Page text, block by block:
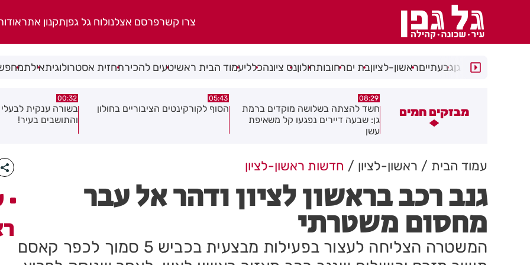
צרו קשרפרסם אצלנולוח גל גפןתקנון אתר
רמת גןגבעתייםראשון-לציוןבת יםרחובותחולוןנס ציונהכלליעמוד הבית ראשיטעים להכירתחזית אסטרולוגיתאילת
מבזקים חמים
חשד להצתה בשלושה מוקדים ברמת
גן: שבעה דיירים נפגעו קל משאיפת
05:43
הסוף לקורקינטים הציבוריים בחולון
00:32
בשורה ענקית לבעלי העסקים
06.08.26
תושב בת ים נעצר
של צעירה בת 18
עמוד הבית ראשון-לציון חדשות ראשון-לציון
גנב רכב בראשון לציון ודהר אל עבר
מחסום משטרתי
המשטרה הצליחה לעצור בפעילות מבצעית בכביש 5 סמוך לכפר קאסם